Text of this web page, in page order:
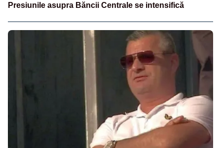
Presiunile asupra Băncii Centrale se intensifică